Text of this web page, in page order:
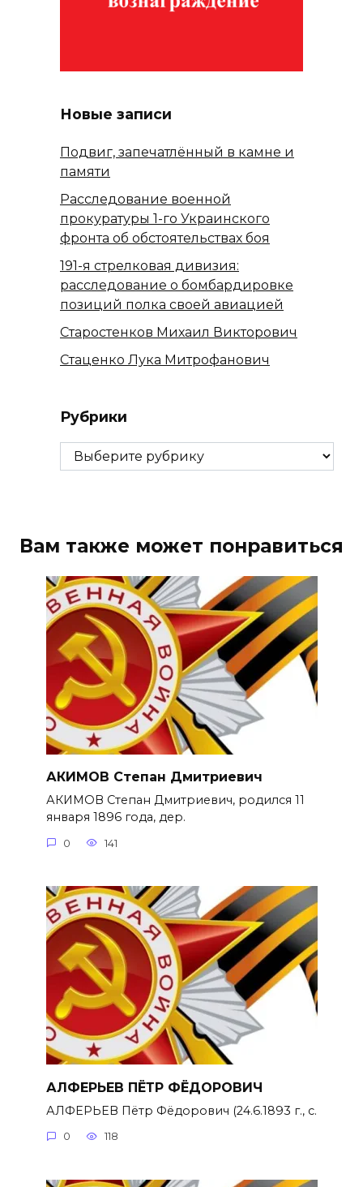
Новые записи
Подвиг, запечатлённый в камне и
памяти
Расследование военной
прокуратуры 1-го Украинского
фронта об обстоятельствах боя
191-я стрелковая дивизия:
расследование о бомбардировке
позиций полка своей авиацией
Старостенков Михаил Викторович
Стаценко Лука Митрофанович
Рубрики
Рубрики
Вам также может понравиться
АКИМОВ Степан Дмитриевич
АКИМОВ Степан Дмитриевич, родился 11
января 1896 года, дер.
0 141
АЛФЕРЬЕВ ПЁТР ФЁДОРОВИЧ
АЛФЕРЬЕВ Пётр Фёдорович (24.6.1893 г., с.
0 118